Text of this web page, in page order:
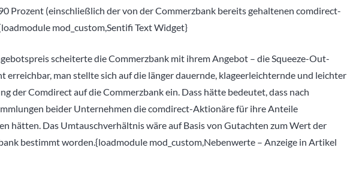
Prozent (einschließlich der von der Commerzbank bereits gehaltenen comdirect-
mod_custom,Sentifi Text Widget}
scheiterte die Commerzbank mit ihrem Angebot – die Squeeze-Out-
erreichbar, man stellte sich auf die länger dauernde, klageerleichternde und leichter
der Comdirect auf die Commerzbank ein. Dass hätte bedeutet, dass nach
beider Unternehmen die comdirect-Aktionäre für ihre Anteile
hätten. Das Umtauschverhältnis wäre auf Basis von Gutachten zum Wert der
bestimmt worden.{loadmodule mod_custom,Nebenwerte – Anzeige in Artikel